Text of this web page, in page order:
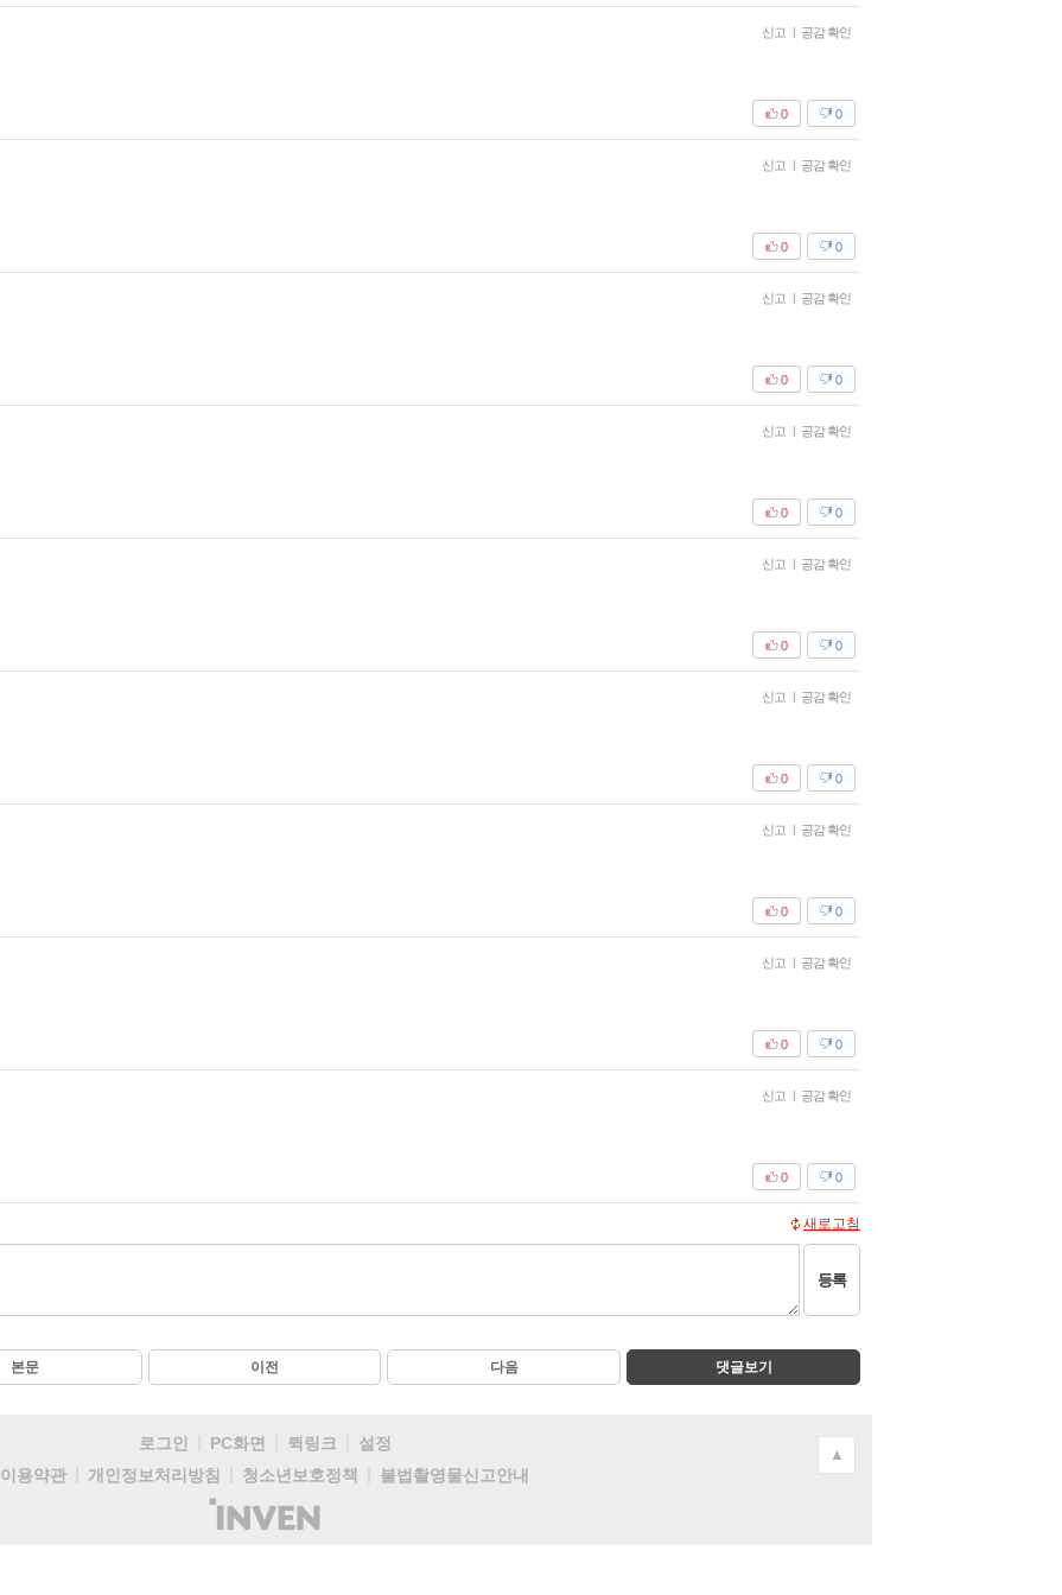
신고 | 공감 확인
0
0
신고 | 공감 확인
0
0
신고 | 공감 확인
0
0
신고 | 공감 확인
0
0
신고 | 공감 확인
0
0
신고 | 공감 확인
0
0
신고 | 공감 확인
0
0
신고 | 공감 확인
0
0
신고 | 공감 확인
0
0
새로고침
등록
본문 이전 다음 댓글보기
로그인 PC화면 퀵링크
설정
이용약관
개인정보처리방침 청소년보호정책
불법촬영물신고안내
(주)
인
▲